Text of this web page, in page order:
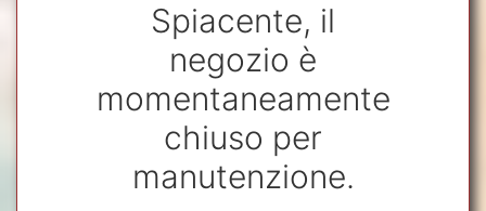
Spiacente, il
negozio è
momentaneamente
chiuso per
manutenzione.